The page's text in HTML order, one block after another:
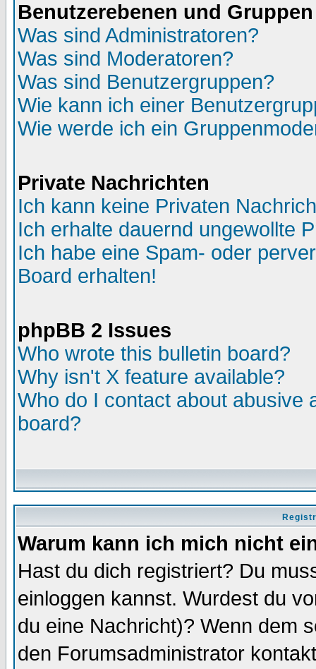
Benutzerebenen und Gruppen
Was sind Administratoren?
Was sind Moderatoren?
Was sind Benutzergruppen?
Wie kann ich einer
Wie werde ich ein
Private Nachrichten
Ich kann keine Privaten
Ich erhalte dauernd ungewollte
Ich habe eine Spam- oder
Board erhalten!
phpBB 2 Issues
Who wrote this bulletin board?
Why isn't X feature available?
Who do I contact about abusive
board?
Warum kann ich mich nicht
Hast du dich registriert? Du
einloggen kannst. Wurdest du
du eine Nachricht)? Wenn dem
den Forumsadministrator